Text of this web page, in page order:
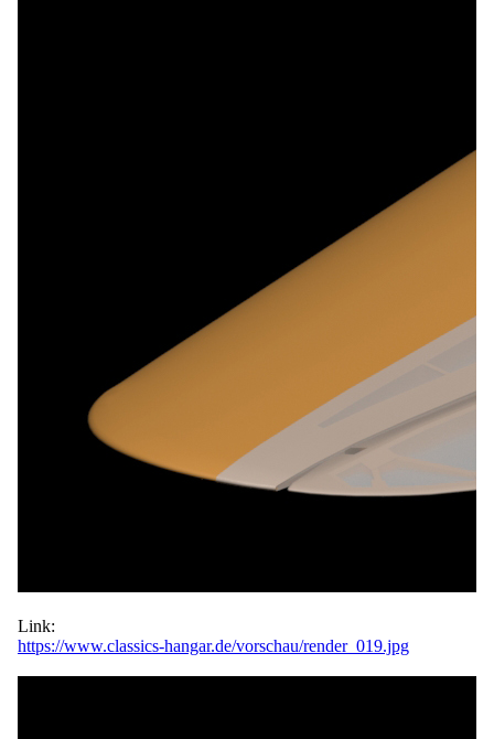
Link:
https://www.classics-hangar.de/vorschau/render_019.jpg